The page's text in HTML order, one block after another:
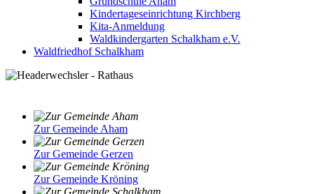
Kindertageseinrichtung Kirchberg
Kita-Anmeldung
Waldkindergarten Schalkham e.V.
Waldfriedhof Schalkham
Zur Gemeinde Aham
Zur Gemeinde Gerzen
Zur Gemeinde Kröning